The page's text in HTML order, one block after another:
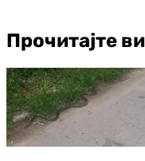
Прочитајте